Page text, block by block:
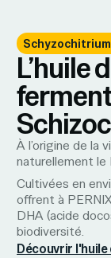
L’huile
À l’origine de la
naturellement le
Cultivées en
offrent à
DHA (acide
biodiversité.
Découvrir